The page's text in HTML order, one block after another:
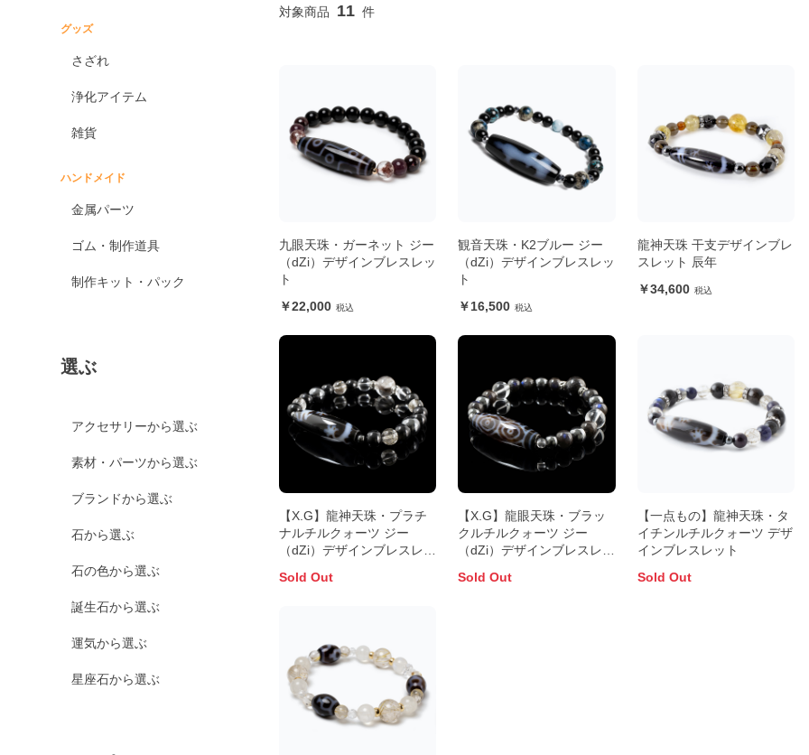
グッズ
さざれ
浄化アイテム
雑貨
ハンドメイド
金属パーツ
ゴム・制作道具
制作キット・パック
選ぶ
アクセサリーから選ぶ
素材・パーツから選ぶ
ブランドから選ぶ
石から選ぶ
石の色から選ぶ
誕生石から選ぶ
運気から選ぶ
星座石から選ぶ
11
九眼天珠・ガーネット ジー
（dZi）デザインブレスレッ
ト
22,000
観音天珠・K2ブルー ジー
（dZi）デザインブレスレッ
ト
16,500
龍神天珠 干支デザインブレ
スレット 辰年
34,600
【X.G】龍神天珠・プラチ
ナルチルクォーツ ジー
（dZi）デザインブレスレッ
Sold Out
【X.G】龍眼天珠・ブラッ
クルチルクォーツ ジー
（dZi）デザインブレスレッ
Sold Out
【一点もの】龍神天珠・タ
イチンルチルクォーツ デザ
インブレスレット
Sold Out